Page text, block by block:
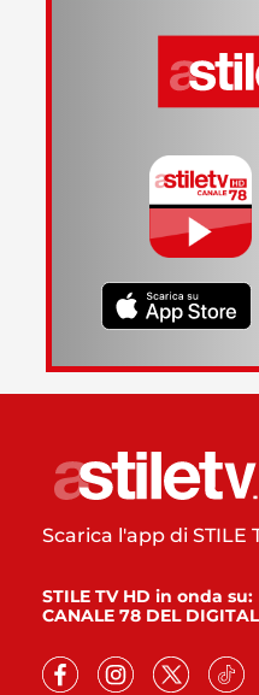
Scarica l'app di STILE
STILE TV HD in onda su:
CANALE 78 DEL